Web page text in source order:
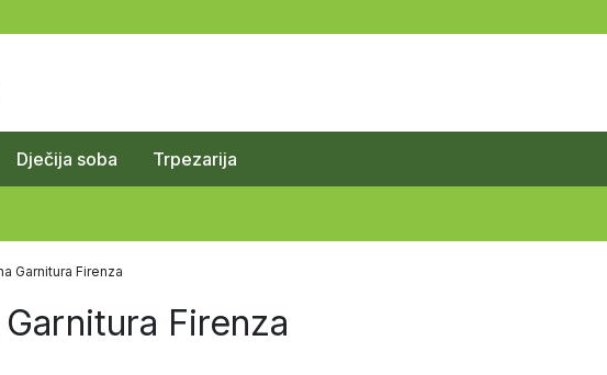
Dječija soba Trpezarija
Garnitura Firenza
Firenza